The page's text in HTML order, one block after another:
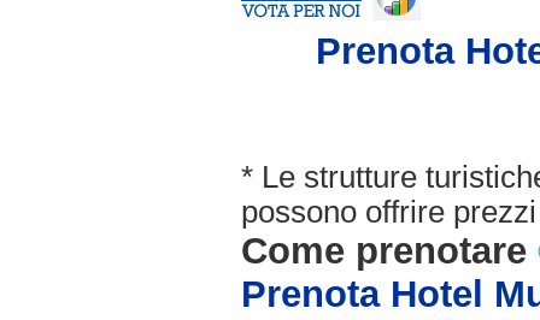
Prenota
* Le strutture
possono offrire
Come prenotare
Prenota Hotel